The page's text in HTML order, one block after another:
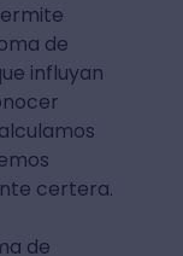
de
influyan
certera.
de